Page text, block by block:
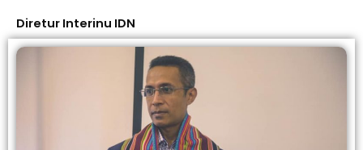
Diretur Interinu IDN